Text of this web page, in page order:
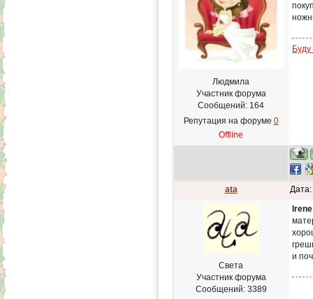
Людмила
Участник форума
Сообщений: 164
Репутация на форуме 0
Offline
ata
Света
Участник форума
Сообщений: 3389
Irene
и